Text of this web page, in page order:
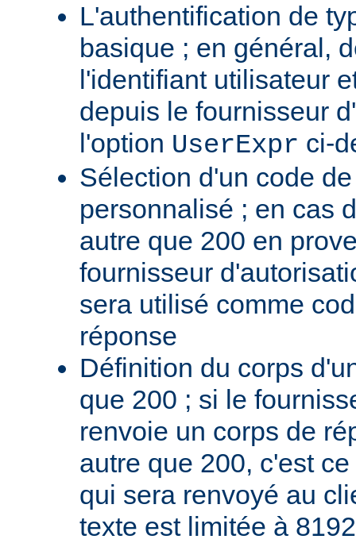
L'authentification de
basique ; en général,
l'identifiant utilisateur
depuis le fournisseur
l'option UserExpr ci-
Sélection d'un code
personnalisé ; en cas
autre que 200 en
fournisseur
sera utilisé comme
réponse
Définition du corps
que 200 ; si le
renvoie un corps de
autre que 200, c'est
qui sera renvoyé au
texte est limitée à